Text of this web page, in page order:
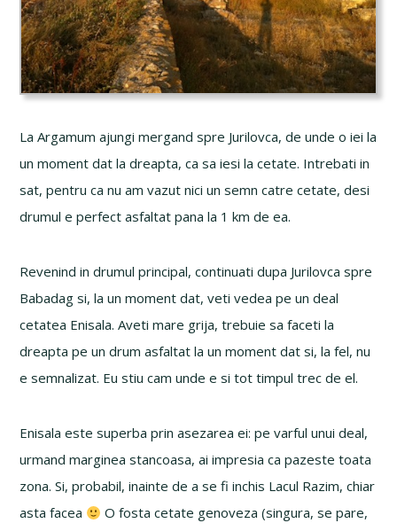
La Argamum ajungi mergand spre Jurilovca, de unde o iei la
un moment dat la dreapta, ca sa iesi la cetate. Intrebati in
sat, pentru ca nu am vazut nici un semn catre cetate, desi
drumul e perfect asfaltat pana la 1 km de ea.
Revenind in drumul principal, continuati dupa Jurilovca spre
Babadag si, la un moment dat, veti vedea pe un deal
cetatea Enisala. Aveti mare grija, trebuie sa faceti la
dreapta pe un drum asfaltat la un moment dat si, la fel, nu
e semnalizat. Eu stiu cam unde e si tot timpul trec de el.
Enisala este superba prin asezarea ei: pe varful unui deal,
urmand marginea stancoasa, ai impresia ca pazeste toata
zona. Si, probabil, inainte de a se fi inchis Lacul Razim, chiar
asta facea
O fosta cetate genoveza (singura, se pare,